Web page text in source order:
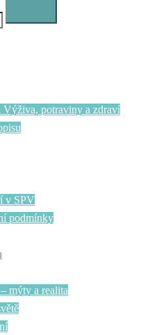
Výživa, potraviny a zdraví
v SPV
podmínky
mýty a realita